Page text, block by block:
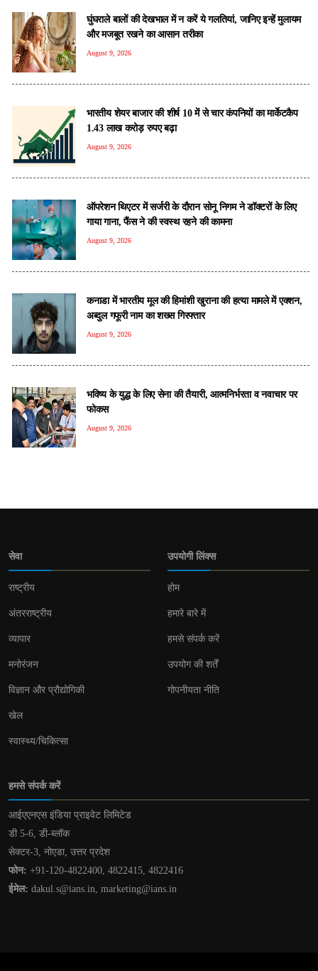
घुंघराले बालों की देखभाल में न करें ये गलतियां, जानिए इन्हें मुलायम
और मजबूत रखने का आसान तरीका
August 9, 2026
भारतीय शेयर बाजार की शीर्ष 10 में से चार कंपनियों का मार्केटकैप
1.43 लाख करोड़ रुपए बढ़ा
August 9, 2026
ऑपरेशन थिएटर में सर्जरी के दौरान सोनू निगम ने डॉक्टरों के लिए
गाया गाना, फैंस ने की स्वस्थ रहने की कामना
August 9, 2026
कनाडा में भारतीय मूल की हिमांशी खुराना की हत्या मामले में एक्शन,
अब्दुल गफूरी नाम का शख्स गिरफ्तार
August 9, 2026
भविष्य के युद्ध के लिए सेना की तैयारी, आत्मनिर्भरता व नवाचार पर
फोकस
August 9, 2026
सेवा
राष्ट्रीय
अंतरराष्ट्रीय
व्यापार
मनोरंजन
विज्ञान और प्रौद्योगिकी
खेल
स्वास्थ्य/चिकित्सा
उपयोगी लिंक्स
होम
हमारे बारे में
हमसे संपर्क करें
उपयोग की शर्तें
गोपनीयता नीति
हमसे संपर्क करें
आईएएनएस इंडिया प्राइवेट लिमिटेड
डी 5-6, डी-ब्लॉक
सेक्टर-3, नोएडा, उत्तर प्रदेश
फोन: +91-120-4822400, 4822415, 4822416
ईमेल: dakul.s@ians.in, marketing@ians.in